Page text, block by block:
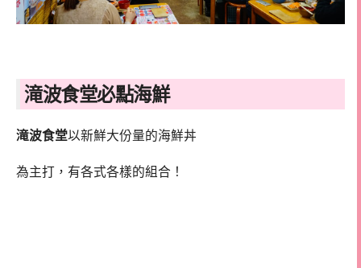
滝波食堂必點海鮮
滝波食堂以新鮮大份量的海鮮丼
為主打，有各式各樣的組合！